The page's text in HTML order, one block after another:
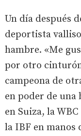
Un día después
deportista
hambre. «Me
por otro
campeona de
en poder de una
en Suiza, la
la IBF en manos